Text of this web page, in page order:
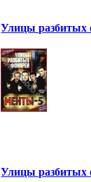
Улицы разбитых
Улицы разбитых